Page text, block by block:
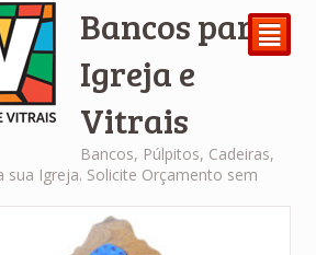
Bancos para
Igreja e
Vitrais
Bancos, Púlpitos, Cadeiras,
sua Igreja. Solicite Orçamento sem
²